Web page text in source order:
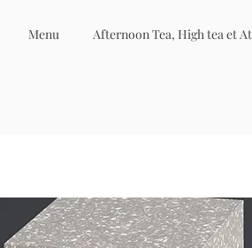
Menu Afternoon Tea, High tea et